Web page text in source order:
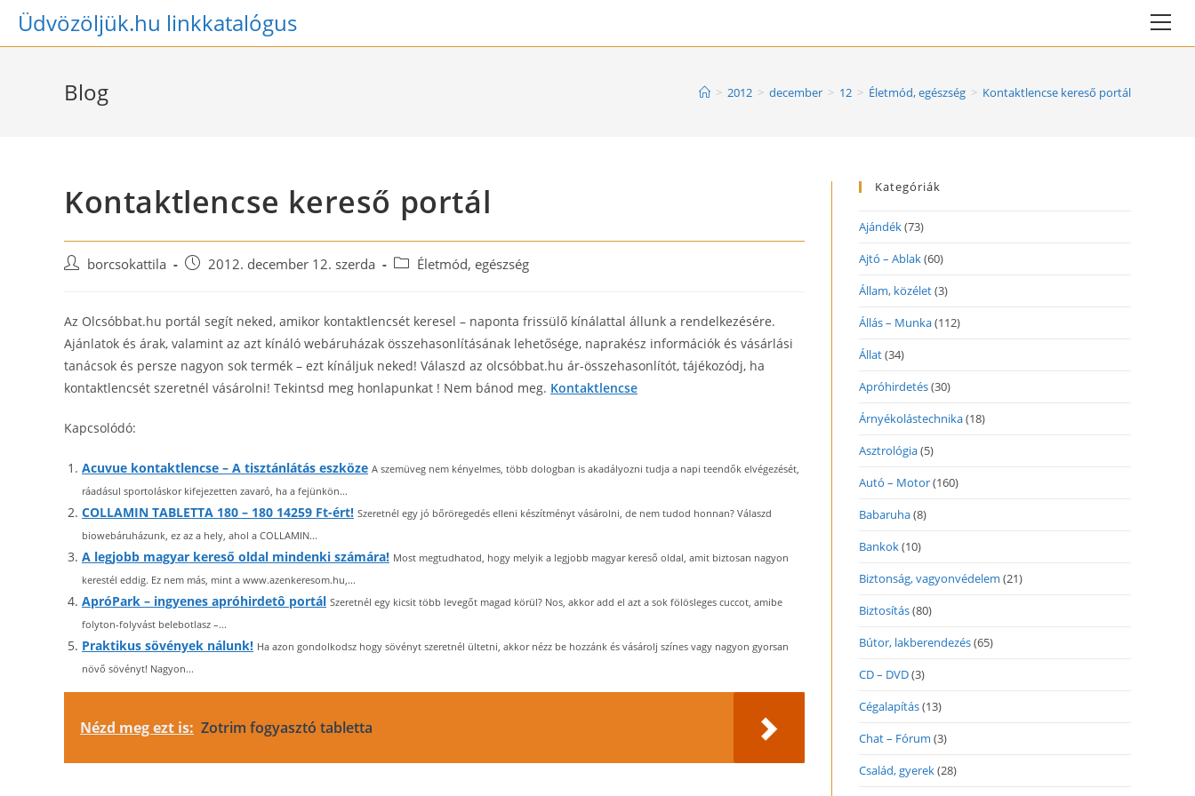
SkipÜdvözöljük.hu linkkatalógus
Blog > 2012 > december > 12 > Életmód, egészség > Kontaktlencse kereső portál
Kontaktlencse kereső portál
Post borcsokattila
Post 2012. december 12. szerda
Post Életmód, egészség
Az Olcsóbbat.hu portál segít neked, amikor kontaktlencsét keresel – naponta frissülő kínálattal állunk a rendelkezésére.
Ajánlatok és árak, valamint az azt kínáló webáruházak összehasonlításának lehetősége, naprakész információk és vásárlási
tanácsok és persze nagyon sok termék – ezt kínáljuk neked! Válaszd az olcsóbbat.hu ár-összehasonlítót, tájékozódj, ha
kontaktlencsét szeretnél vásárolni! Tekintsd meg honlapunkat ! Nem bánod meg. Kontaktlencse
Kapcsolódó:
Acuvue kontaktlencse – A tisztánlátás eszköze A szemüveg nem kényelmes, több dologban is akadályozni tudja a napi teendők elvégezését,
ráadásul sportoláskor kifejezetten zavaró, ha a fejünkön...
COLLAMIN TABLETTA 180 – 180 14259 Ft-ért! Szeretnél egy jó bőröregedés elleni készítményt vásárolni, de nem tudod honnan? Válaszd
biowebáruházunk, ez az a hely, ahol a COLLAMIN...
A legjobb magyar kereső oldal mindenki számára! Most megtudhatod, hogy melyik a legjobb magyar kereső oldal, amit biztosan nagyon
kerestél eddig. Ez nem más, mint a www.azenkeresom.hu,...
ApróPark – ingyenes apróhirdetô portál Szeretnél egy kicsit több levegőt magad körül? Nos, akkor add el azt a sok fölösleges cuccot, amibe
folyton-folyvást belebotlasz –...
Praktikus sövények nálunk! Ha azon gondolkodsz hogy sövényt szeretnél ültetni, akkor nézz be hozzánk és vásárolj színes vagy nagyon gyorsan
növő sövényt! Nagyon...
Nézd meg ezt is: Zotrim fogyasztó tabletta
Kategóriák
Ajándék(73)
Ajtó – Ablak(60)
Állam, közélet(3)
Állás – Munka(112)
Állat(34)
Apróhirdetés(30)
Árnyékolástechnika(18)
Asztrológia(5)
Autó – Motor(160)
Babaruha(8)
Bankok(10)
Biztonság, vagyonvédelem (21)
Biztosítás(80)
Bútor, lakberendezés(65)
CD – DVD(3)
Cégalapítás(13)
Chat – Fórum (3)
Család, gyerek(28)